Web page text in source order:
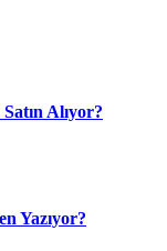
Alıyor?
Yazıyor?